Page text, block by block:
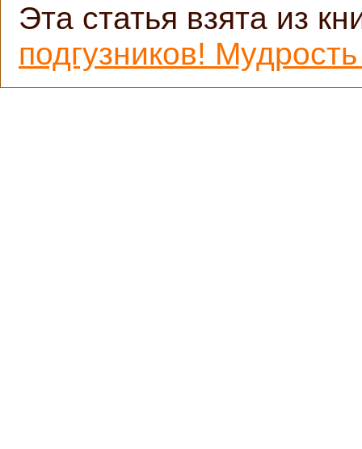
Эта статья взята из
подгузников!